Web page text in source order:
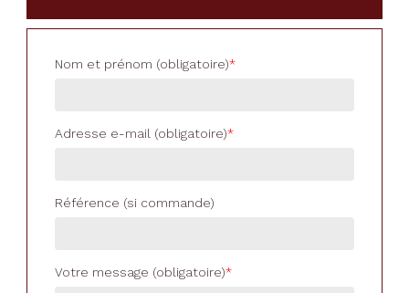
Nom et prénom (obligatoire)
Adresse e-mail (obligatoire)
Référence (si commande)
Votre message (obligatoire)